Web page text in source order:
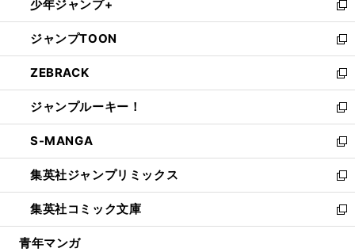
で
開
く
ド
ウ
で
開
く
ィ
ン
ド
ウ
で
開
く
い
ウ
ィ
ン
ド
ウ
で
開
く
少年ジャンプ+
新
し
い
ウ
ィ
ン
ド
ウ
で
開
く
ジャンプTOON
新
し
い
ウ
ィ
ン
ド
ウ
で
開
く
ZEBRACK
新
し
い
ウ
ィ
ン
ド
ウ
で
開
ジャンプルーキー！
新
し
い
ウ
ィ
ン
ド
ウ
S-MANGA
新
し
い
ウ
ィ
ン
集英社ジャンプリミックス
新
し
い
ウ
集英社コミック文庫
新
し
青年マンガ